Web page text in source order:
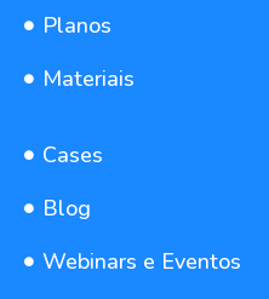
Planos
Materiais
Cases
Blog
Webinars e Eventos